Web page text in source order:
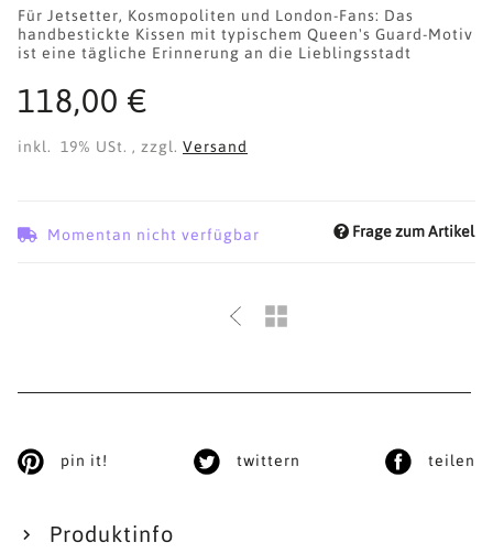
Für Jetsetter, Kosmopoliten und London-Fans: Das
handbestickte Kissen mit typischem Queen's Guard-Motiv
ist eine tägliche Erinnerung an die Lieblingsstadt
118,00 €
inkl. 19% USt. , zzgl. Versand
Momentan nicht verfügbar Frage zum Artikel
pin it! twittern teilen
Produktinfo